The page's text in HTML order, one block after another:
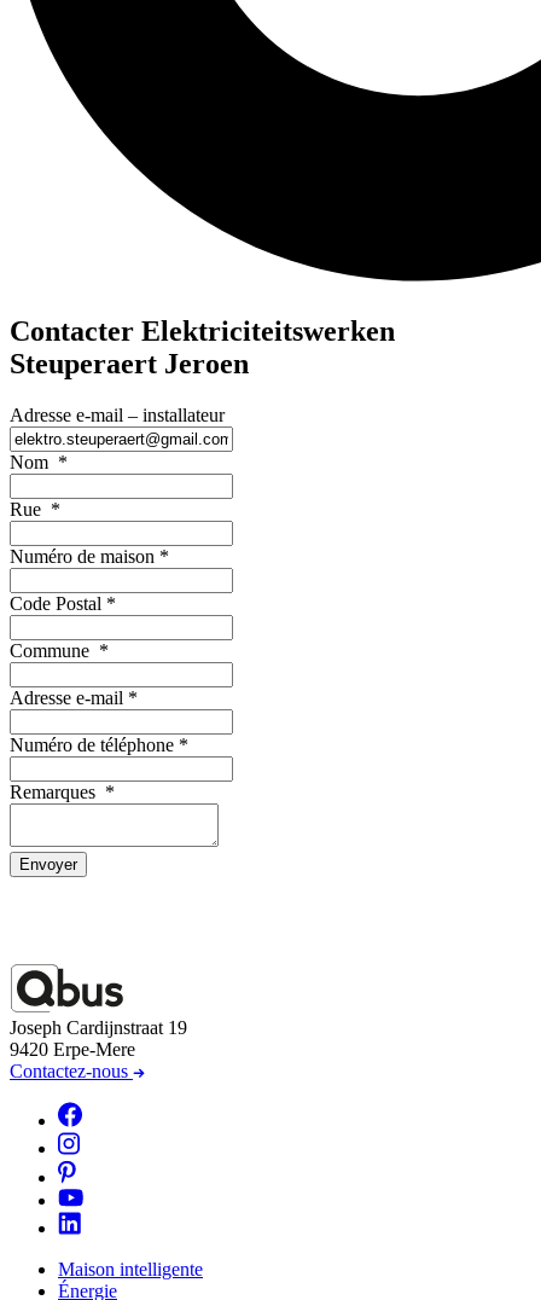
Contacter Elektriciteitswerken
Steuperaert Jeroen
Adresse e-mail – installateur
Nom *
Rue *
Numéro de maison *
Code Postal *
Commune *
Adresse e-mail *
Numéro de téléphone *
Remarques *
Envoyer
Joseph Cardijnstraat 19
9420 Erpe-Mere
Contactez-nous
Maison intelligente
Énergie